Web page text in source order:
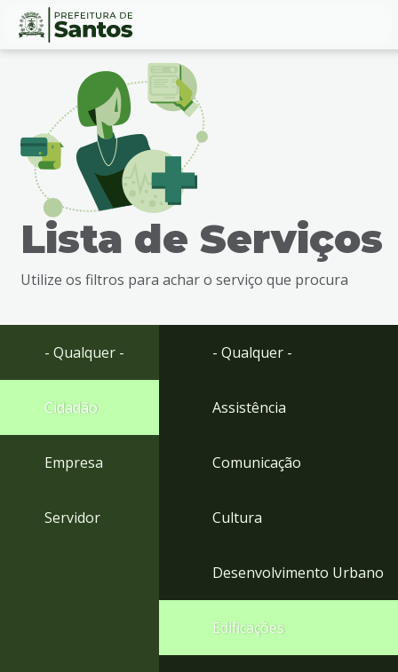
Ir
busca
Ir
rodapé
Conteúdo
Lista de Serviços
Utilize os filtros para achar o serviço que procura
- Qualquer -
Cidadão
Empresa
Servidor
- Qualquer -
Assistência
Comunicação
Cultura
Desenvolvimento Urbano
Edificações